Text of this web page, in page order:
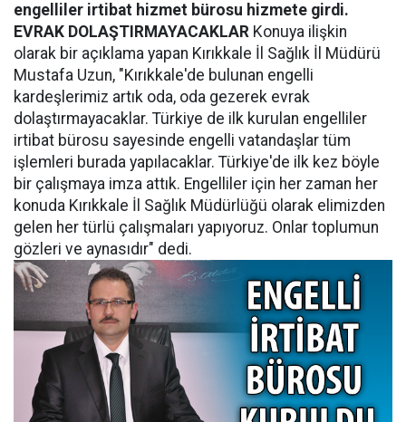
engelliler irtibat hizmet bürosu hizmete girdi.
EVRAK DOLAŞTIRMAYACAKLAR Konuya ilişkin
olarak bir açıklama yapan Kırıkkale İl Sağlık İl Müdürü
Mustafa Uzun, "Kırıkkale'de bulunan engelli
kardeşlerimiz artık oda, oda gezerek evrak
dolaştırmayacaklar. Türkiye de ilk kurulan engelliler
irtibat bürosu sayesinde engelli vatandaşlar tüm
işlemleri burada yapılacaklar. Türkiye'de ilk kez böyle
bir çalışmaya imza attık. Engelliler için her zaman her
konuda Kırıkkale İl Sağlık Müdürlüğü olarak elimizden
gelen her türlü çalışmaları yapıyoruz. Onlar toplumun
gözleri ve aynasıdır" dedi.